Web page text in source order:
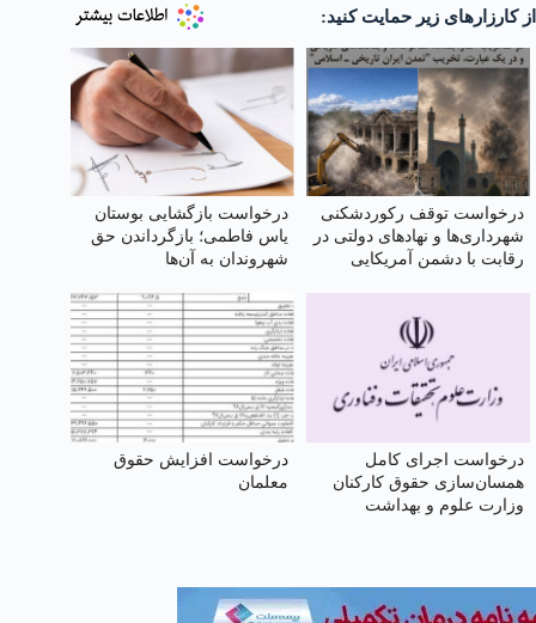
از کارزارهای زیر حمایت کنید:
درخواست توقف رکوردشکنی
شهرداری‌ها و نهادهای دولتی در
رقابت با دشمن آمریکایی
درخواست بازگشایی بوستان
یاس فاطمی؛ بازگرداندن حق
شهروندان به آن‌ها
درخواست اجرای کامل
همسان‌سازی حقوق کارکنان
وزارت علوم و بهداشت
درخواست افزایش حقوق
معلمان